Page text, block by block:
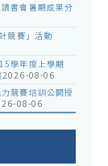
書會暑期成果分
競賽」活動
學年度上學期
2026-08-06
競賽培訓公開授
08-06